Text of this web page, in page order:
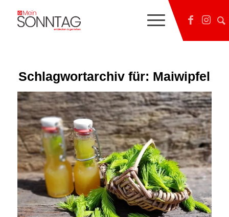
Schlagwortarchiv für: Maiwipfel